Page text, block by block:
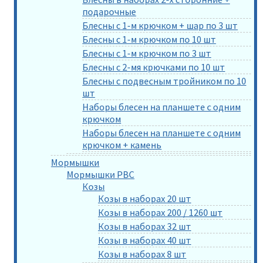
подарочные
Блесны с 1-м крючком + шар по 3 шт
Блесны с 1-м крючком по 10 шт
Блесны с 1-м крючком по 3 шт
Блесны с 2-мя крючками по 10 шт
Блесны с подвесным тройником по 10
шт
Наборы блесен на планшете с одним
крючком
Наборы блесен на планшете с одним
крючком + камень
Мормышки
Мормышки РВС
Козы
Козы в наборах 20 шт
Козы в наборах 200 / 1260 шт
Козы в наборах 32 шт
Козы в наборах 40 шт
Козы в наборах 8 шт